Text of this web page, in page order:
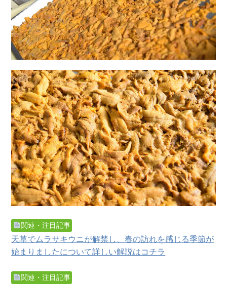
関連・注目記事
天草でムラサキウニが解禁し、春の訪れを感じる季節が
始まりましたについて詳しい解説はコチラ
関連・注目記事